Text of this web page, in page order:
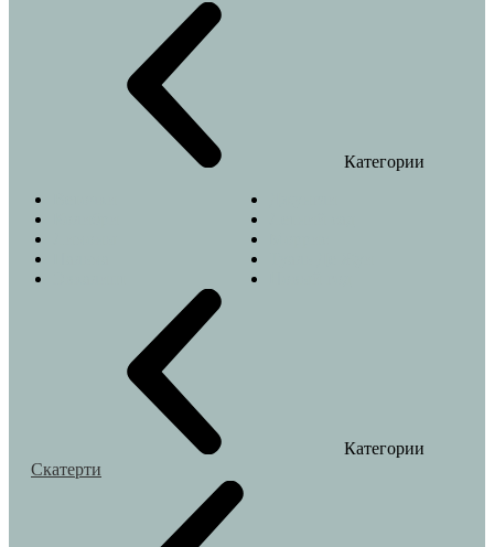
Категории
Категории
Скатерти